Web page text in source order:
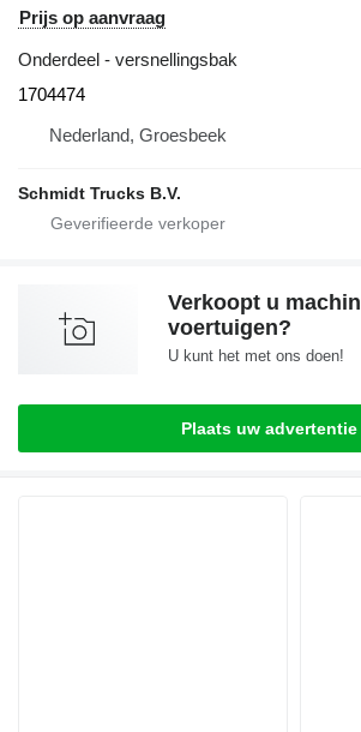
Prijs op aanvraag
Onderdeel - versnellingsbak
1704474
Nederland, Groesbeek
Schmidt Trucks B.V.
Verkoopt u
voertuigen?
U kunt het met ons doen!
Plaats uw advertentie